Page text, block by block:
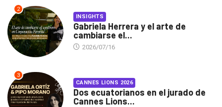
2
INSIGHTS
Gabriela Herrera y el arte de
cambiarse el...
2026/07/16
3
CANNES LIONS 2026
Dos ecuatorianos en el jurado de
Cannes Lions...